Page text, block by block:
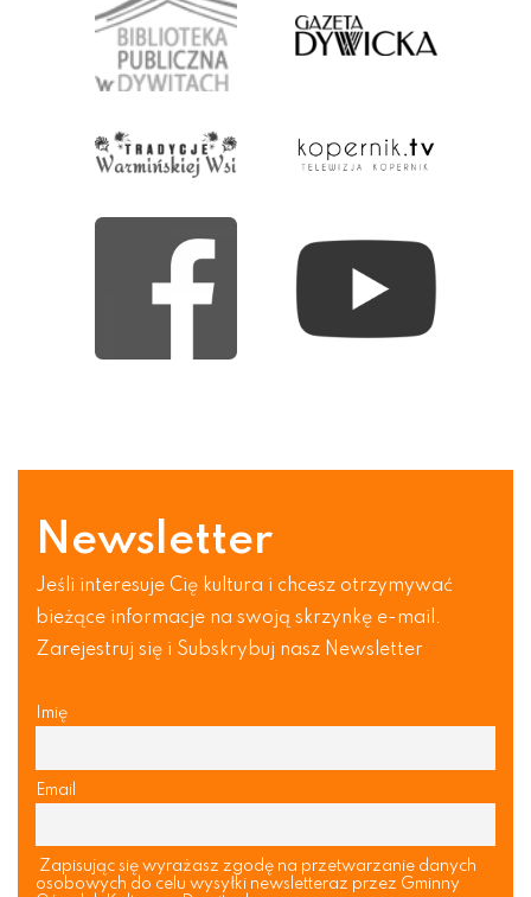
Newsletter
Jeśli interesuje Cię kultura i chcesz otrzymywać
bieżące informacje na swoją skrzynkę e-mail.
Zarejestruj się i Subskrybuj nasz Newsletter
Imię
Email
Zapisując się wyrażasz zgodę na przetwarzanie danych
osobowych do celu wysyłki newsletteraz przez Gminny